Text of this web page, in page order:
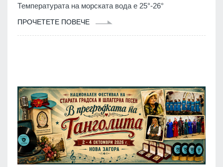
Температурата на морската вода е 25°-26°
ПРОЧЕТЕТЕ ПОВЕЧЕ